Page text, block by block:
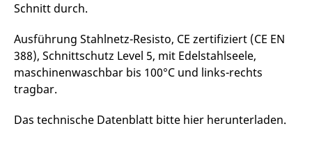
Schnitt durch.
Ausführung Stahlnetz-Resisto, CE zertifiziert (CE EN
388), Schnittschutz Level 5, mit Edelstahlseele,
maschinenwaschbar bis 100°C und links-rechts
tragbar.
Das technische Datenblatt bitte hier herunterladen.